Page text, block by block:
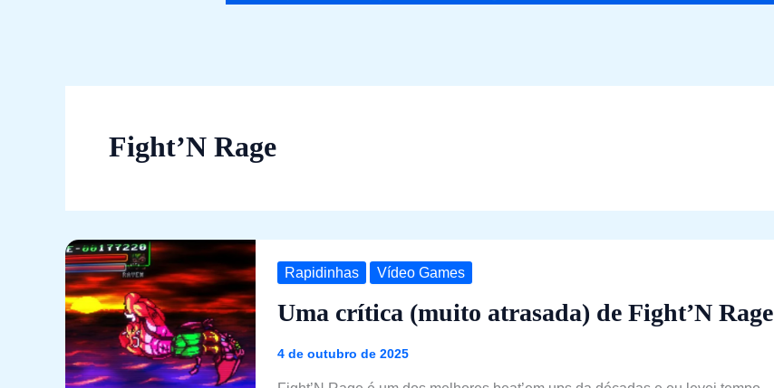
Fight’N Rage
Rapidinhas Vídeo Games
Uma crítica (muito atrasada) de Fight’N Rage
4 de outubro de 2025